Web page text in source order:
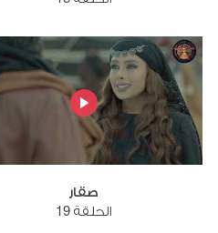
صقار
الحلقة 19